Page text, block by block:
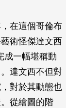
在這個哥倫布
術怪傑達文西
成一幅堪稱動
達文西不但對
對於其動態也
從繪圖的階